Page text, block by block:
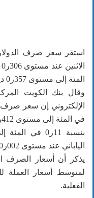
استقر سعر صرف الدولار
المئة إلى مستوى 357ر0 دينار مقارنة بأسعار يوم الاثنين الماضي.
وقال بنك الكويت
الياباني عند مستوى 002ر0 دينار.
يذكر أن أسعار الصرف
لمتوسط أسعار العملة
الفعلية.